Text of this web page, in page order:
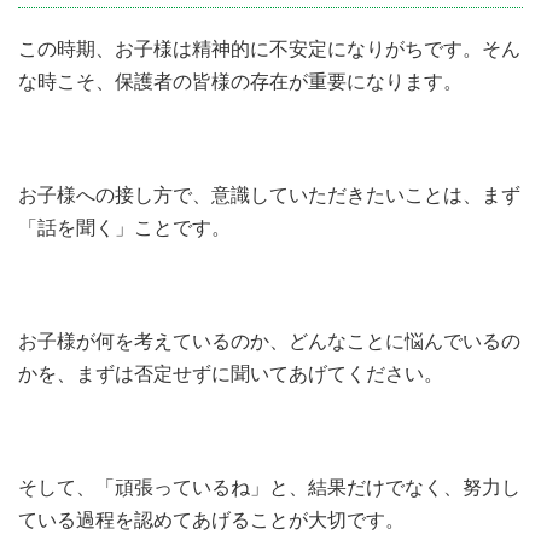
この時期、お子様は精神的に不安定になりがちです。そん
な時こそ、保護者の皆様の存在が重要になります。
お子様への接し方で、意識していただきたいことは、まず
「話を聞く」ことです。
お子様が何を考えているのか、どんなことに悩んでいるの
かを、まずは否定せずに聞いてあげてください。
そして、「頑張っているね」と、結果だけでなく、努力し
ている過程を認めてあげることが大切です。